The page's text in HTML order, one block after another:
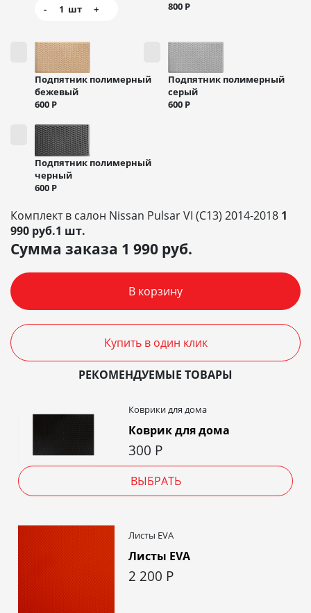
- 1 шт +
800 Р
Подпятник полимерный
бежевый
600 Р
Подпятник полимерный
серый
600 Р
Подпятник полимерный
черный
600 Р
Комплект в салон Nissan Pulsar VI (C13) 2014-2018 1
990 руб.1 шт.
Сумма заказа 1 990 руб.
В корзину
Купить в один клик
РЕКОМЕНДУЕМЫЕ ТОВАРЫ
Коврики для дома
Коврик для дома
300 Р
ВЫБРАТЬ
Листы EVA
Листы EVA
2 200 Р